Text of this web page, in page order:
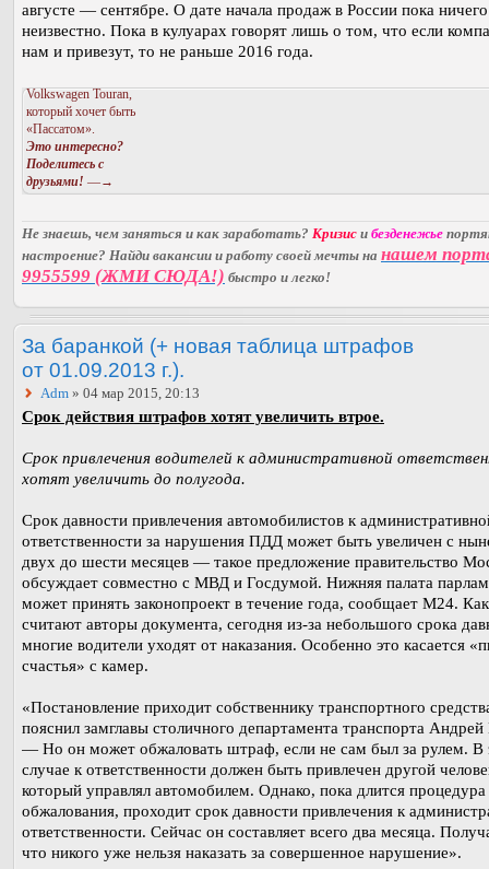
августе — сентябре. О дате начала продаж в России пока ничего
неизвестно. Пока в кулуарах говорят лишь о том, что если
нам и привезут, то не раньше 2016 года.
Volkswagen Touran,
который хочет быть
«Пассатом».
Это интересно?
Поделитесь с
друзьями! —→
Не знаешь, чем заняться и как заработать? Кризис и безденежье
настроение? Найди вакансии и работу своей мечты на нашем
9955599 (ЖМИ СЮДА!) быстро и легко!
За баранкой (+ новая таблица штрафов
от 01.09.2013 г.).
Adm » 04 мар 2015, 20:13
Срок действия штрафов хотят увеличить втрое.
Срок привлечения водителей к административной
хотят увеличить до полугода.
Срок давности привлечения автомобилистов к
ответственности за нарушения ПДД может быть увеличен с
двух до шести месяцев — такое предложение правительство
обсуждает совместно с МВД и Госдумой. Нижняя палата
может принять законопроект в течение года, сообщает M24. Как
считают авторы документа, сегодня из-за небольшого срока
многие водители уходят от наказания. Особенно это касается
счастья» с камер.
«Постановление приходит собственнику транспортного
пояснил замглавы столичного департамента транспорта Андрей
— Но он может обжаловать штраф, если не сам был за рулем. В
случае к ответственности должен быть привлечен другой
который управлял автомобилем. Однако, пока длится процедура
обжалования, проходит срок давности привлечения к
ответственности. Сейчас он составляет всего два месяца.
что никого уже нельзя наказать за совершенное нарушение».